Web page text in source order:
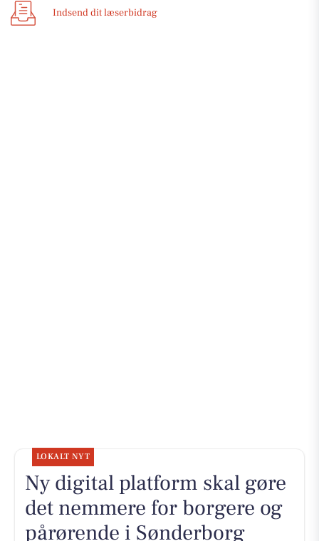
Indsend dit læserbidrag
LOKALT NYT
Ny digital platform skal gøre
det nemmere for borgere og
pårørende i Sønderborg